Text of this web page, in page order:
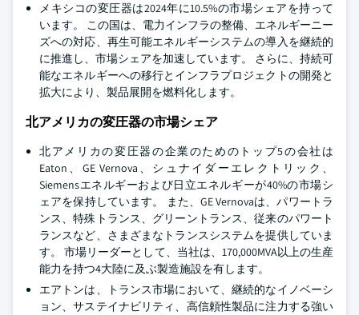
メキシコの変圧器は2024年に10.5%の市場シェアを持って
います。 この国は、電力インフラの整備、エネルギーニー
ズへの対応、再生可能エネルギーシステムの導入を継続的
に推進し、市場シェアを加速しています。 さらに、持続可
能なエネルギーへの移行とインフラプロジェクトの開発と
拡大により、製品展開を燃料化します。
北アメリカの変圧器の市場シェア
北アメリカの変圧器の企業のためのトップ5の会社は
Eaton、GE Vernova、シュナイダーエレクトリック、
Siemensエネルギーおよび日立エネルギーが40%の市場シ
ェアを保持しています。 また、GE Vernovaは、パワートラ
ンス、特殊トランス、グリーントランス、従来のパワート
ランスなど、さまざまなトランスシステムを提供していま
す。 市場リーダーとして、当社は、170,000MVA以上の生産
能力を持つ4大陸に及ぶ製造施設を有します。
エアトンは、トランス市場において、継続的なイノベーシ
ョン、サステイナビリティ、高信頼性製品に注力する強い